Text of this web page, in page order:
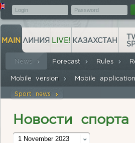
MAIN
News
Sport news
Forecast Rules
Mobile version Mobile
ЛИНИЯ LIVE! КАЗАХСТАН
Новости спорта
1 November 2023